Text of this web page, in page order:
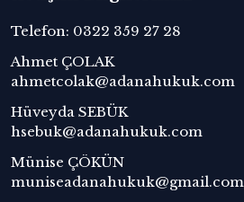
Telefon: 0322 359 27 28
Ahmet ÇOLAK
ahmetcolak@adanahukuk.com
Hüveyda SEBÜK
hsebuk@adanahukuk.com
Münise ÇÖKÜN
muniseadanahukuk@gmail.com